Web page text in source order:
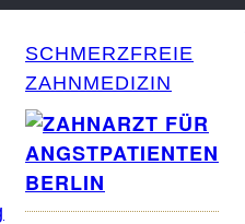
SCHMERZFREIE
ZAHNMEDIZIN